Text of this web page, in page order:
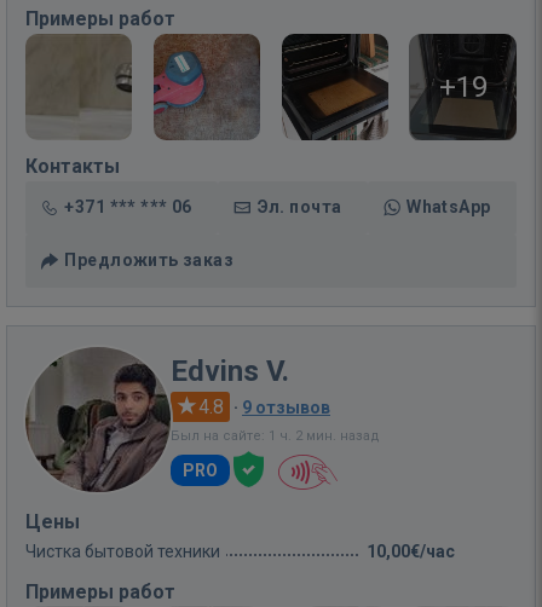
Примеры работ
+19
Контакты
+371 *** *** 06 Эл. почта WhatsApp
Предложить заказ
Edvins V.
4.8 · 9 отзывов
Был на сайте: 1 ч. 2 мин. назад
PRO
Цены
Чистка бытовой техники 10,00€/час
Примеры работ